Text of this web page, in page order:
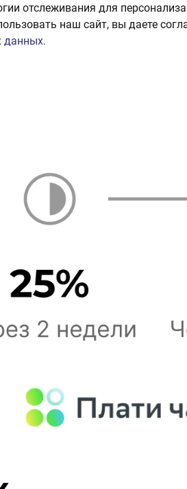
отслеживания для
наш сайт, вы даете
данных.